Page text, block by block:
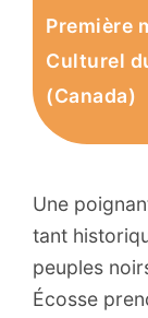
Première
Culturel
(Canada)
Une
tant
peuples
Écosse